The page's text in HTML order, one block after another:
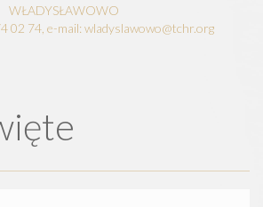
WŁADYSŁAWOWO
02 74, e-mail: wladyslawowo@tchr.org